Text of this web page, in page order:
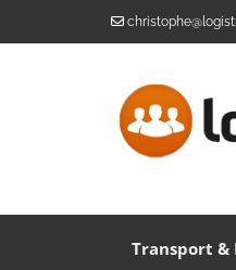
Transport